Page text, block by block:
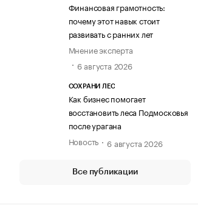
Финансовая грамотность:
почему этот навык стоит
развивать с ранних лет
Мнение эксперта
6 августа 2026
СОХРАНИ ЛЕС
Как бизнес помогает
восстановить леса Подмосковья
после урагана
Новость
6 августа 2026
Все публикации